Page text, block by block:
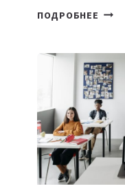
ПОДРОБНЕЕ
DEAL
BY
MOST
—
ДЛЯ